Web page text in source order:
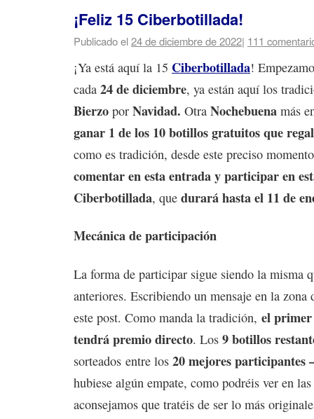
¡Feliz 15 Ciberbotillada!
Publicado el24 de diciembre de 2022| 111
¡Ya está aquí la 15 Ciberbotillada!
cada 24 de diciembre, ya están aquí los
Bierzo por Navidad. Otra Nochebuena más
ganar 1 de los 10 botillos gratuitos que
como es tradición, desde este preciso
comentar en esta entrada y participar en
Ciberbotillada, que durará hasta el 11 de
Mecánica de participación
La forma de participar sigue siendo la misma
anteriores. Escribiendo un mensaje en la zona
este post. Como manda la tradición, el
tendrá premio directo. Los 9 botillos
sorteados entre los 20 mejores participantes
hubiese algún empate, como podréis ver en las
aconsejamos que tratéis de ser lo más